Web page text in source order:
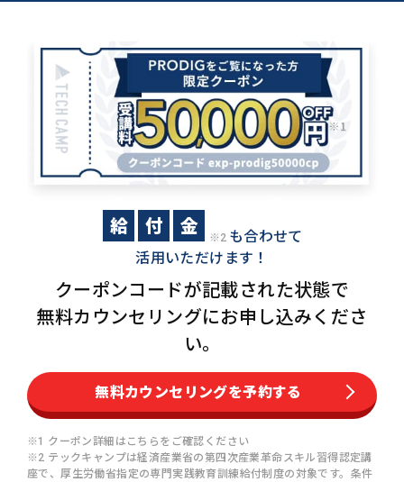
給 付 金
※2 も合わせて
活用いただけます！
クーポンコードが記載された状態で
無料カウンセリングにお申し込みくださ
い。
無料カウンセリングを予約する
※1 クーポン詳細は こちら をご確認ください
※2 テックキャンプは経済産業省の第四次産業革命スキル習得認定講
座で、厚生労働省指定の専門実践教育訓練給付制度の対象です。 条件